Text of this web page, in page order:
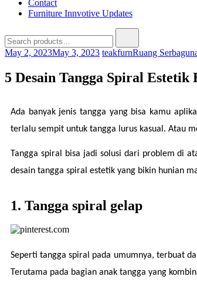
Contact
Furniture Innvotive Updates
May 2, 2023May 3, 2023 teakfurnRuang
5 Desain Tangga Spiral
Ada banyak jenis tangga yang bisa kamu
terlalu sempit untuk tangga lurus kasual. Atau
Tangga spiral bisa jadi solusi dari problem di
desain tangga spiral estetik yang bikin hunian
1. Tangga spiral gelap
Seperti tangga spiral pada umumnya, terbuat
Terutama pada bagian anak tangga yang